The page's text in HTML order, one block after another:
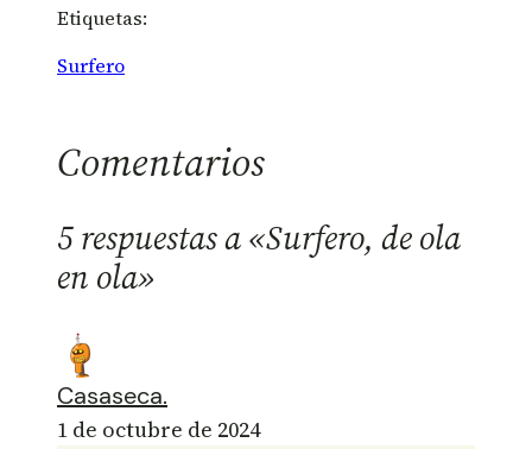
Etiquetas:
Surfero
Comentarios
5 respuestas a «Surfero, de ola
en ola»
Casaseca.
1 de octubre de 2024